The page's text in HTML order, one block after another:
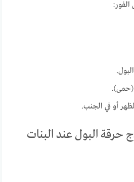
(حمى).
أو في الجنب.
حرقة البول عند البنات